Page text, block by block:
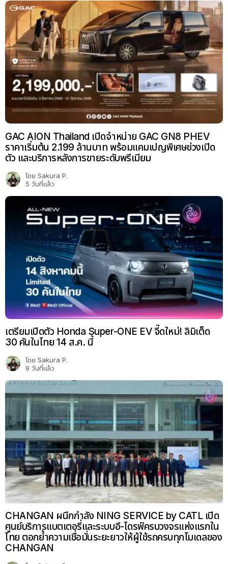
GAC AION Thailand เปิดจำหน่าย GAC GN8 PHEV
ราคาเริ่มต้น 2.199 ล้านบาท พร้อมแคมเปญพิเศษช่วงเปิด
ตัว และบริการหลังการขายระดับพรีเมียม
โดย Sakura P.
5 วันที่แล้ว
เตรียมเปิดตัว Honda Super-ONE EV จี๊ดใหม่! ลิมิเต็ด
30 คันในไทย 14 ส.ค. นี้
โดย Sakura P.
9 วันที่แล้ว
CHANGAN ผนึกกำลัง NING SERVICE by CATL เปิด
ศูนย์บริการแบตเตอรี่และระบบอี-ไดรฟ์ครบวงจรแห่งแรกใน
ไทย ตอกย้ำความเชื่อมั่นระยะยาวให้ผู้ใช้รถครบทุกโมเดลของ
CHANGAN